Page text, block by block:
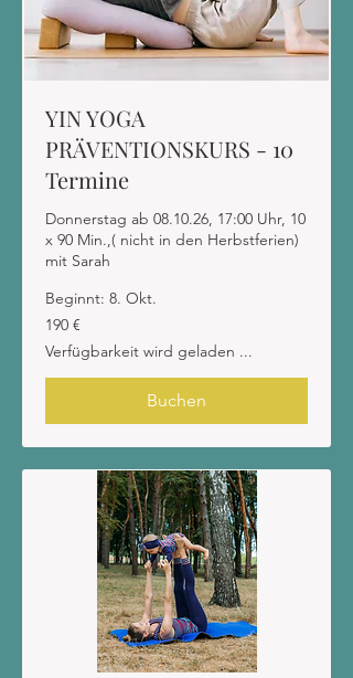
YIN YOGA
PRÄVENTIONSKURS - 10
Termine
Donnerstag ab 08.10.26, 17:00 Uhr, 10
x 90 Min.,( nicht in den Herbstferien)
mit Sarah
Beginnt: 8. Okt.
190
Euro
190 €
Verfügbarkeit wird geladen ...
Buchen